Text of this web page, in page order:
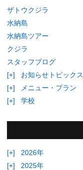
ザトウクジラ
水納島
水納島ツアー
クジラ
スタッフブログ
[+]
お知らせトピックス
[+]
メニュー・プラン
[+]
学校
[+]
2026年
[+]
2025年